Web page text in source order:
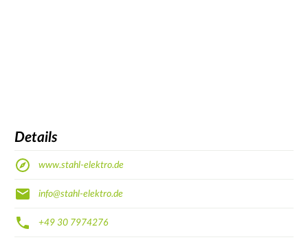
Details
www.stahl-elektro.de
info@stahl-elektro.de
+49 30 7974276